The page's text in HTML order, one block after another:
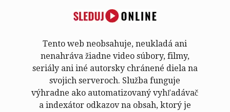
Tento web neobsahuje, neukladá ani
nenahráva žiadne video súbory, filmy,
seriály ani iné autorsky chránené diela na
svojich serveroch. Služba funguje
výhradne ako automatizovaný vyhľadávač
a indexátor odkazov na obsah, ktorý je